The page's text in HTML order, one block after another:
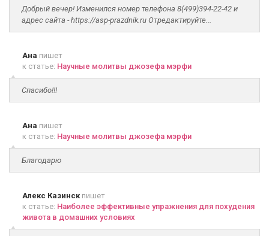
Добрый вечер! Изменился номер телефона 8(499)394-22-42 и
адрес сайта - https://asp-prazdnik.ru Отредактируйте...
Ана пишет
к статье: Научные молитвы джозефа мэрфи
Спасибо!!!
Ана пишет
к статье: Научные молитвы джозефа мэрфи
Благодарю
Алекс Казинскпишет
к статье: Наиболее эффективные упражнения для похудения
живота в домашних условиях